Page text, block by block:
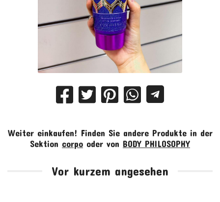
Weiter einkaufen! Finden Sie andere Produkte in der
Sektion corpo oder von BODY PHILOSOPHY
Vor kurzem angesehen